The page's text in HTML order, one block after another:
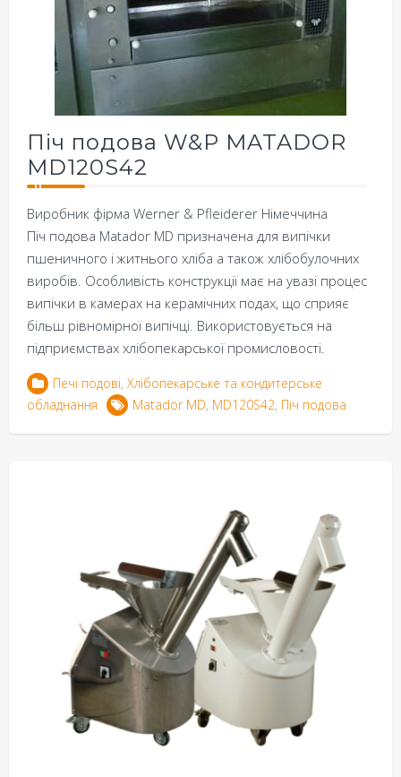
Піч подова W&P MATADOR
MD120S42
Виробник фірма Werner & Pfleiderer Німеччина
Піч подова Matador MD призначена для випічки
пшеничного і житнього хліба а також хлібобулочних
виробів. Особливість конструкції має на увазі процес
випічки в камерах на керамічних подах, що сприяє
більш рівномірної випічці. Використовується на
підприємствах хлібопекарської промисловості.
Печі подові, Хлібопекарське та кондитерське
обладнання
Matador MD, MD120S42, Піч подова